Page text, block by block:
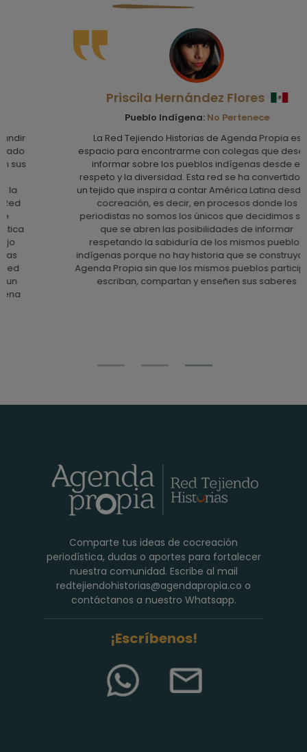
Priscila Hernández Flores
Pueblo Indígena:No Pertenece
La Red Tejiendo Historias de Agenda Propia es un
espacio para encontrarme con colegas que desean
informar sobre los pueblos indígenas desde el
respeto y la diversidad. Esta red se ha convertido en
un tejido que inspira a contar América Latina desde la
cocreación, es decir, en procesos donde los
periodistas no somos los únicos que decidimos sino
que se abren las posibilidades de informar
respetando la sabiduría de los mismos pueblos
indígenas porque no hay historia que se construya en
Agenda Propia sin que los mismos pueblos participen,
escriban, compartan y enseñen sus saberes
Comparte tus ideas de cocreación
periodística, dudas o aportes para fortalecer
nuestra comunidad. Escribe al mail
redtejiendohistorias@agendapropia.co o
contáctanos a nuestro Whatsapp.
¡Escríbenos!